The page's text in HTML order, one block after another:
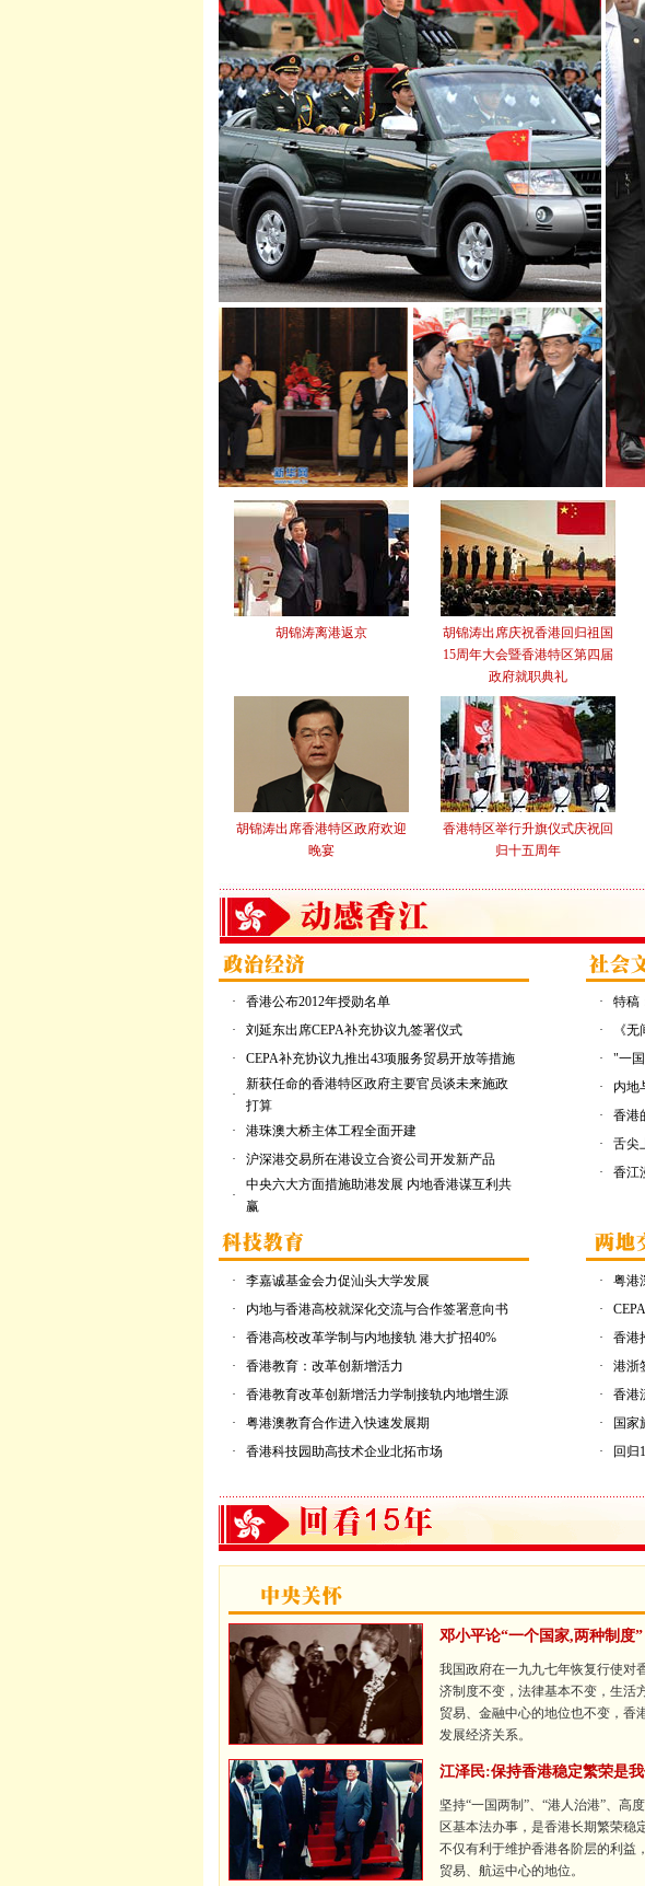
胡锦涛离港返京
胡锦涛出席庆祝香港回归祖国
15周年大会暨香港特区第四届
政府就职典礼
胡锦涛出席香港特区政府欢迎
晚宴
香港特区举行升旗仪式庆祝回
归十五周年
·
香港公布2012年授勋名单
·
刘延东出席CEPA补充协议九签署仪式
·
CEPA补充协议九推出43项服务贸易开放等措施
·
新获任命的香港特区政府主要官员谈未来施政
打算
·
港珠澳大桥主体工程全面开建
·
沪深港交易所在港设立合资公司开发新产品
·
中央六大方面措施助港发展 内地香港谋互利共
赢
·
特稿
·
《
·
"一
·
内地
·
香港
·
舌尖
·
香江
·
李嘉诚基金会力促汕头大学发展
·
内地与香港高校就深化交流与合作签署意向书
·
香港高校改革学制与内地接轨 港大扩招40%
·
香港教育：改革创新增活力
·
香港教育改革创新增活力学制接轨内地增生源
·
粤港澳教育合作进入快速发展期
·
香港科技园助高技术企业北拓市场
·
粤港
·
·
香港
·
港浙
·
香港
·
国家
·
回归
邓小平论“一个国家,两种制度”
我国政府在一九九七年恢复行使对
济制度不变，法律基本不变，生活
贸易、金融中心的地位也不变，香
发展经济关系。
江泽民:保持香港稳定繁荣是
坚持“一国两制”、“港人治港”、高
区基本法办事，是香港长期繁荣稳
不仅有利于维护香港各阶层的利益
贸易、航运中心的地位。